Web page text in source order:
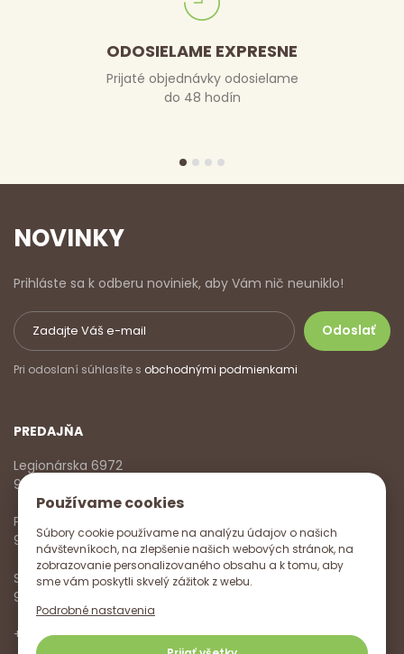
Používame cookies
Súbory cookie používame na analýzu údajov o našich
návštevníkoch, na zlepšenie našich webových stránok, na
zobrazovanie personalizovaného obsahu a k tomu, aby
sme vám poskytli skvelý zážitok z webu.
Podrobné nastavenia
ODOSIELAME EXPRESNE
Prijaté objednávky odosielame
do 48 hodín
NOVINKY
Prihláste sa k odberu noviniek, aby Vám nič neuniklo!
Pri odoslaní súhlasíte s obchodnými podmienkami
PREDAJŇA
Legionárska 6972
911 01 Trenčín
Pondelok - Piatok
9:00 - 17:00
Sobota
9:00 - 12:00
+421 918 785 620,+421 915 572 350,info@vitanella.sk